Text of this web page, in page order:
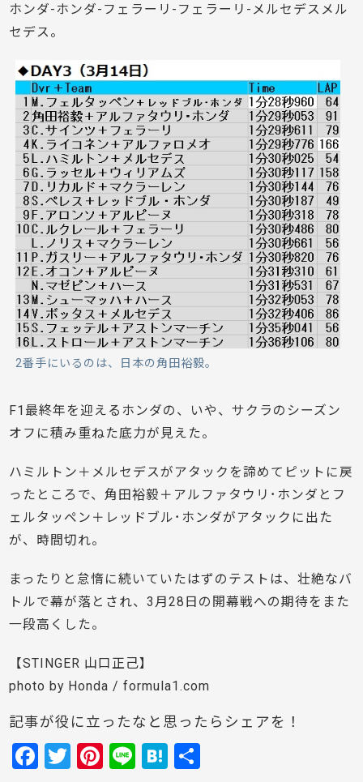
ホンダ-ホンダ-フェラーリ-フェラーリ-メルセデスメル
セデス。
2番手にいるのは、日本の角田裕毅。
F1最終年を迎えるホンダの、いや、サクラのシーズン
オフに積み重ねた底力が見えた。
ハミルトン＋メルセデスがアタックを諦めてピットに戻
ったところで、角田裕毅＋アルファタウリ･ホンダとフ
ェルタッペン＋レッドブル･ホンダがアタックに出た
が、時間切れ。
まったりと怠惰に続いていたはずのテストは、壮絶なバ
トルで幕が落とされ、3月28日の開幕戦への期待をまた
一段高くした。
【STINGER 山口正己】
photo by Honda / formula1.com
記事が役に立ったなと思ったらシェアを！
F
T
Pi Li H